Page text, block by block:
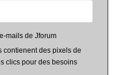
mails de Jforum
contienent des pixels de
clics pour des besoins